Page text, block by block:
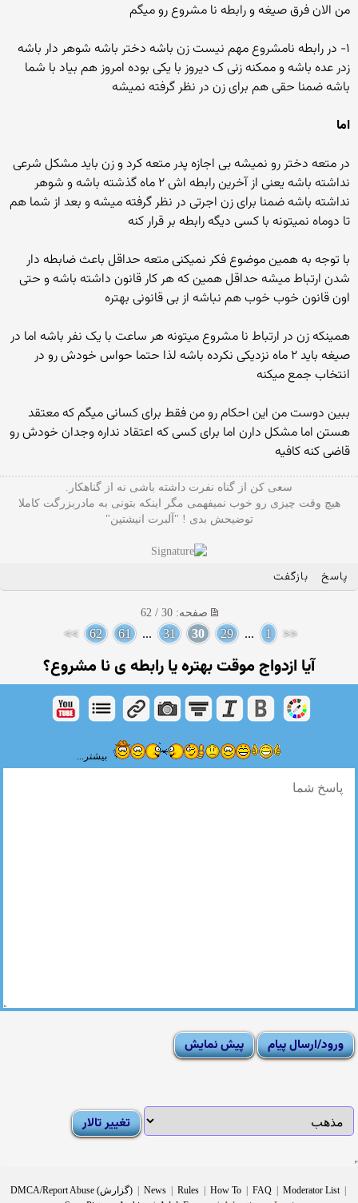
من الان فرق صیغه و رابطه نا مشروع رو میگم
۱- در رابطه نامشروع مهم نیست زن باشه دختر باشه شوهر دار باشه
زدر عده باشه و ممکنه زنی ک دیروز با یکی بوده امروز هم بیاد با شما
باشه ضمنا حقی هم برای زن در نظر گرفته نمیشه
اما
در متعه دختر رو نمیشه بی اجازه پدر متعه کرد و زن باید مشکل شرعی
نداشته باشه یعنی از آخرین رابطه اش ۲ ماه گذشته باشه و شوهر
نداشته باشه ضمنا برای زن اجرتی در نظر گرفته میشه و بعد از شما هم
تا دوماه نمیتونه با کسی دیگه رابطه بر قرار کنه
با توجه به همین موضوع فکر نمیکنی متعه حداقل باعث ضابطه دار
شدن ارتباط میشه حداقل همین که هر کار قانون داشته باشه و حتی
اون قانون خوب خوب هم نباشه از بی قانونی بهتره
همینکه زن در ارتباط نا مشروع میتونه هر ساعت با یک نفر باشه اما در
صیغه باید ۲ ماه نزدیکی نکرده باشه لذا حتما حواس خودش رو در
انتخاب جمع میکنه
ببین دوست من این احکام رو من فقط برای کسانی میگم که معتقد
هستن اما مشکل دارن اما برای کسی که اعتقاد نداره وجدان خودش رو
قاضی کنه کافیه
سعی کن از گناه نفرت داشته باشی نه از گناهکار.
هیچ وقت چیزی رو خوب نمیفهمی مگر اینکه بتونی به مادربزرگت کاملا
توضیحش بدی ! "آلبرت انیشتین"
پاسخ بازگفت
صفحه: 30 / 62
<<
1
...
29
30
31
...
61
62
>>
آیا ازدواج موقت بهتره یا رابطه ی نا مشروع؟
بیشتر...
DMCA/Report Abuse (گزارش) | News | Rules | How To | FAQ | Moderator List |